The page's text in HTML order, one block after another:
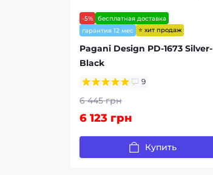
-5%
бесплатная доставка
гарантия 12 мес
⭐ хит продаж
Pagani Design PD-1673 Silver-
Black
9
6 445 грн
6 123 грн
Купить